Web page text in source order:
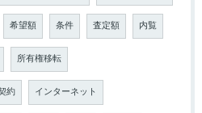
希望額 条件 査定額 内覧
所有権移転
約 インターネット